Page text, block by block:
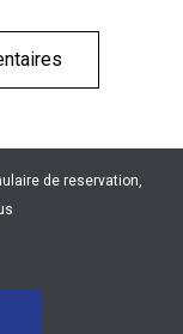
de reservation,